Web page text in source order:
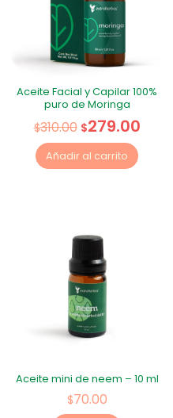
Aceite Facial y Capilar 100%
puro de Moringa
$310.00 $279.00
Añadir al carrito
Aceite mini de neem – 10 ml
$70.00